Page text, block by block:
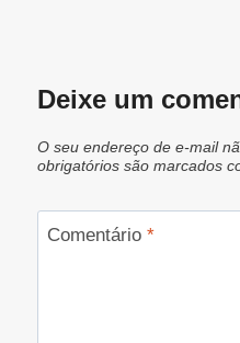
Deixe um
O seu endereço de e-mail
obrigatórios são marcados
Comentário *